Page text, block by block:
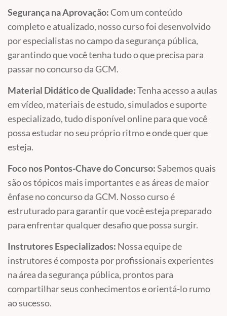
Segurança na Aprovação:Com um conteúdo
completo e atualizado, nosso curso foi desenvolvido
por especialistas no campo da segurança pública,
garantindo que você tenha tudo o que precisa para
passar no concurso da GCM.
Material Didático de Qualidade:Tenha acesso a aulas
em vídeo, materiais de estudo, simulados e suporte
especializado, tudo disponível online para que você
possa estudar no seu próprio ritmo e onde quer que
esteja.
Foco nos Pontos-Chave do Concurso:Sabemos quais
são os tópicos mais importantes e as áreas de maior
ênfase no concurso da GCM. Nosso curso é
estruturado para garantir que você esteja preparado
para enfrentar qualquer desafio que possa surgir.
Instrutores Especializados: Nossa equipe de
instrutores é composta por profissionais experientes
na área da segurança pública, prontos para
compartilhar seus conhecimentos e orientá-lo rumo
ao sucesso.